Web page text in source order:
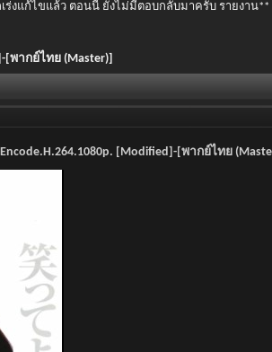
ร่งแก้ไขแล้ว ตอนนี้ ยังไม่มีตอบกลับมาครับ รายงาน**
[พากย์ไทย (Master)]
[Modified]-[พากย์ไทย